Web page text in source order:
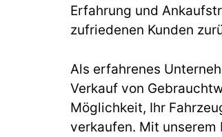
Erfahrung und
zufriedenen Kunden
Als erfahrenes
Verkauf von
Möglichkeit, Ihr
verkaufen. Mit